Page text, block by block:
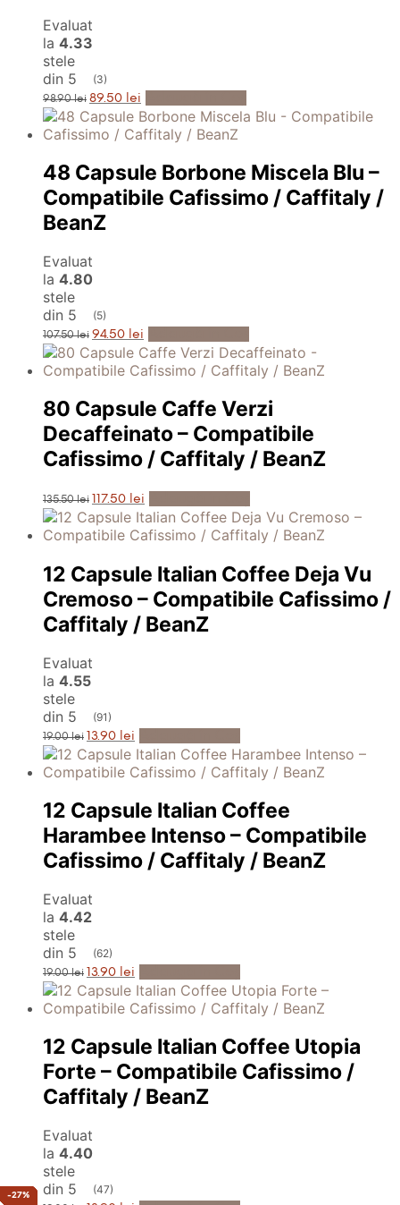
14%
18%
18%
18%
18%
14%
14%
14%
14%
14%
14%
14%
18%
18%
26%
26%
26%
26%
26%
26%
16%
16%
14%
13%
10%
10%
13%
13%
11%
10%
17%
17%
17%
17%
17%
16%
16%
16%
16%
16%
10%
Evaluat
la 4.33
stele
din 5
(3)
98.90lei Prețul
inițial
a
fost:
89.50 lei Prețul
curent
este:
89.50 lei.
12%
48 Capsule Borbone Miscela Blu –
Compatibile Cafissimo / Caffitaly /
BeanZ
Evaluat
la 4.80
stele
din 5
(5)
107.50lei Prețul
inițial
a
fost:
94.50 lei Prețul
curent
este:
94.50 lei.
13%
80 Capsule Caffe Verzi
Decaffeinato – Compatibile
Cafissimo / Caffitaly / BeanZ
135.50lei Prețul
inițial
a
fost:
117.50 lei Prețul
curent
este:
117.50 lei.
27%
12 Capsule Italian Coffee Deja Vu
Cremoso – Compatibile Cafissimo /
Caffitaly / BeanZ
Evaluat
la 4.55
stele
din 5
(91)
19.00lei Prețul
inițial
a
fost:
13.90 lei Prețul
curent
este:
13.90 lei.
27%
12 Capsule Italian Coffee
Harambee Intenso – Compatibile
Cafissimo / Caffitaly / BeanZ
Evaluat
la 4.42
stele
din 5
(62)
19.00lei Prețul
inițial
a
fost:
13.90 lei Prețul
curent
este:
13.90 lei.
27%
12 Capsule Italian Coffee Utopia
Forte – Compatibile Cafissimo /
Caffitaly / BeanZ
Evaluat
la 4.40
stele
din 5
(47)
27%
27%